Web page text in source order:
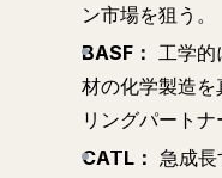
ン市場を狙う。
BASF： 工学的
材の化学製造
リングパートナ
CATL： 急成長